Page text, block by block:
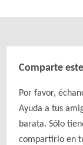
Comparte
Por favor,
Ayuda a tus
barata. Sólo
compartirlo en